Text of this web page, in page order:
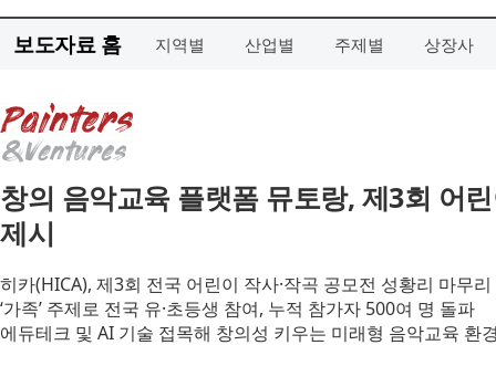
보도자료 홈 지역별 산업별 주제별 상장사
창의 음악교육 플랫폼 뮤토랑, 제3회 어
제시
히카(HICA), 제3회 전국 어린이 작사·작곡 공모전 성황리 마무리
‘가족’ 주제로 전국 유·초등생 참여, 누적 참가자 500여 명 돌파
에듀테크 및 AI 기술 접목해 창의성 키우는 미래형 음악교육 환